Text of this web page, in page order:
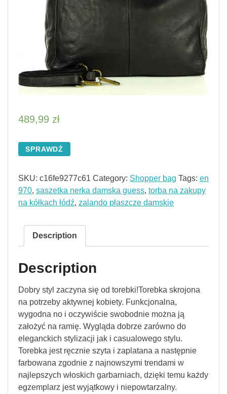
489,99 zł
SPRAWDŹ
SKU: c16fe9277c61 Category: Shopper bag Tags: en
970, saszetka nerka damska guess, torba na zakupy
na kółkach łódź, zalando płaszcze damskie
Description
Description
Dobry styl zaczyna się od torebki!Torebka skrojona
na potrzeby aktywnej kobiety. Funkcjonalna,
wygodna no i oczywiście swobodnie można ją
założyć na ramię. Wygląda dobrze zarówno do
eleganckich stylizacji jak i casualowego stylu.
Torebka jest ręcznie szyta i zaplatana a następnie
farbowana zgodnie z najnowszymi trendami w
najlepszych włoskich garbarniach, dzięki temu każdy
egzemplarz jest wyjątkowy i niepowtarzalny.